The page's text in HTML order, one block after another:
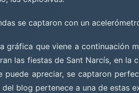
se captaron con un
gráfica que viene a continuación
las fiestas de Sant Narcís, en la
puede apreciar, se captaron
blog pertenece a una de estas